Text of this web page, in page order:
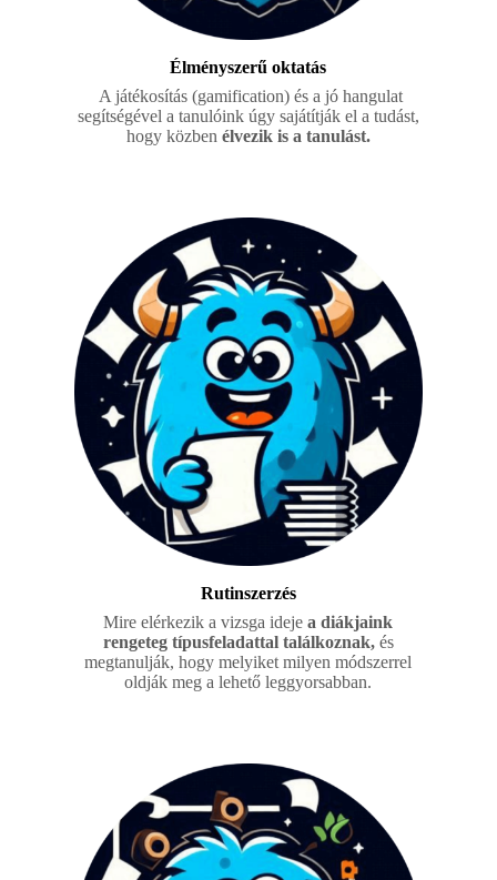
Élményszerű oktatás
A játékosítás (gamification) és a jó hangulat
segítségével a tanulóink úgy sajátítják el a tudást,
hogy közben élvezik is a tanulást.
Rutinszerzés
Mire elérkezik a vizsga idejea diákjaink
rengeteg típusfeladattal találkoznak,és
megtanulják, hogy melyiket milyen módszerrel
oldják meg a lehető leggyorsabban.